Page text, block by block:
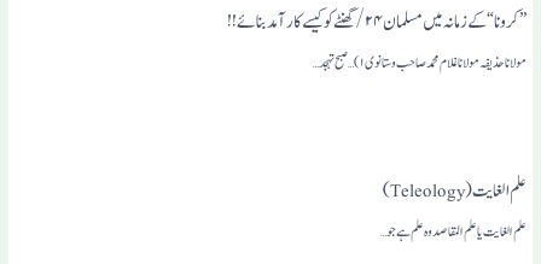
”کرونا“ کے زمانہ میں مسلمان ۲۴/ گھنٹے کو کیسے کار آمد بنائے!!
مولانا حذیفہ مولانا غلام محمد صاحب وستانوی ۱)…صبح تہجد…
علم الغایت (Teleology)
علم الغایت یا علم المقاصد وہ علم ہے جو…